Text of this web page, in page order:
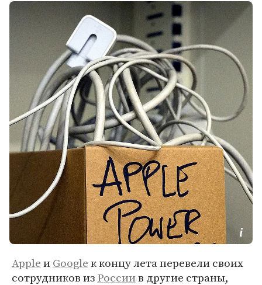
AppleиGoogleк концу лета перевели своих
сотрудников изРоссиив другие страны,